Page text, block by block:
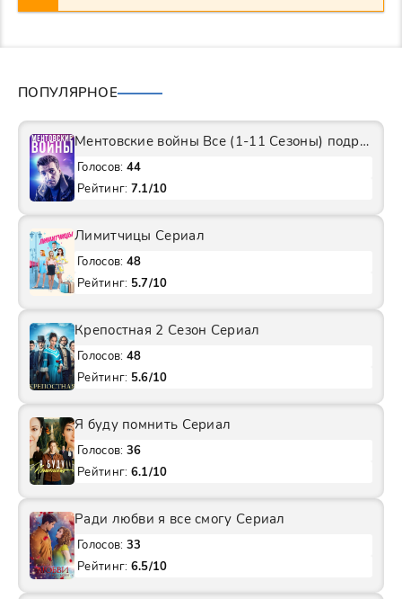
ПОПУЛЯРНОЕ
Ментовские войны Все (1-11 Сезоны) подряд Сериал
Голосов: 44
Рейтинг: 7.1/10
Лимитчицы Сериал
Голосов: 48
Рейтинг: 5.7/10
Крепостная 2 Сезон Сериал
Голосов: 48
Рейтинг: 5.6/10
Я буду помнить Сериал
Голосов: 36
Рейтинг: 6.1/10
Ради любви я все смогу Сериал
Голосов: 33
Рейтинг: 6.5/10